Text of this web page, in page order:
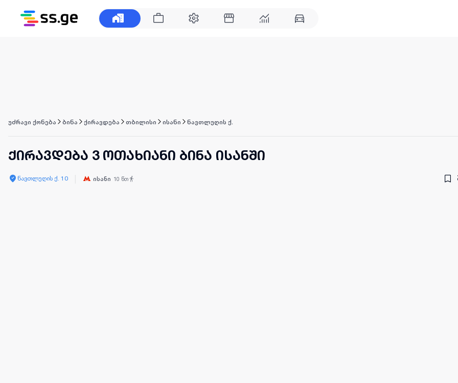
უძრავი ქონება ბინა ქირავდება თბილისი ისანი ნავთლუღის ქ.
ქირავდება 3 ოთახიანი ბინა ისანში
ნავთლუღის ქ. 10 ისანი 10 წთ